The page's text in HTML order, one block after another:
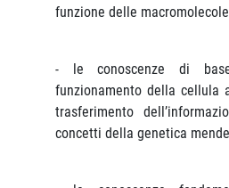
funzione delle
- le conoscenze di
funzionamento della cellula
trasferimento
concetti della genetica